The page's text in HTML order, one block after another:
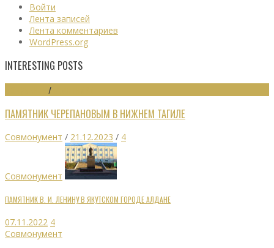
Войти
Лента записей
Лента комментариев
WordPress.org
INTERESTING POSTS
/
ПАМЯТНИК ЧЕРЕПАНОВЫМ В НИЖНЕМ ТАГИЛЕ
Совмонумент / 21.12.2023 / 4
Совмонумент
ПАМЯТНИК В. И. ЛЕНИНУ В ЯКУТСКОМ ГОРОДЕ АЛДАНЕ
07.11.2022 4
Совмонумент